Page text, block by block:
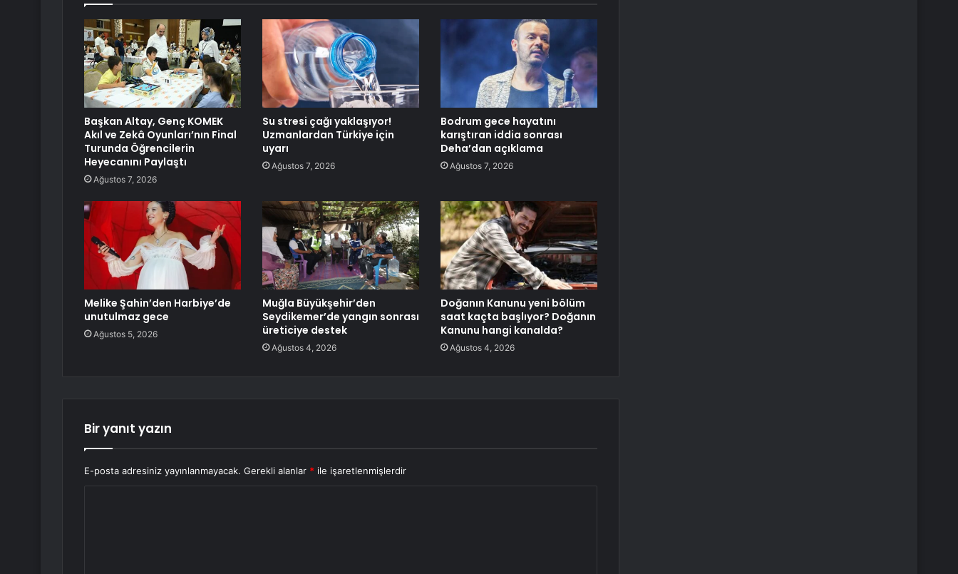
Başkan Altay, Genç KOMEK
Akıl ve Zekâ Oyunları’nın Final
Turunda Öğrencilerin
Heyecanını Paylaştı
Ağustos 7, 2026
Su stresi çağı yaklaşıyor!
Uzmanlardan Türkiye için
uyarı
Ağustos 7, 2026
Bodrum gece hayatını
karıştıran iddia sonrası
Deha’dan açıklama
Ağustos 7, 2026
Melike Şahin’den Harbiye’de
unutulmaz gece
Ağustos 5, 2026
Muğla Büyükşehir’den
Seydikemer’de yangın sonrası
üreticiye destek
Ağustos 4, 2026
Doğanın Kanunu yeni bölüm
saat kaçta başlıyor? Doğanın
Kanunu hangi kanalda?
Ağustos 4, 2026
Bir yanıt yazın
E-posta adresiniz yayınlanmayacak. Gerekli alanlar * ile işaretlenmişlerdir